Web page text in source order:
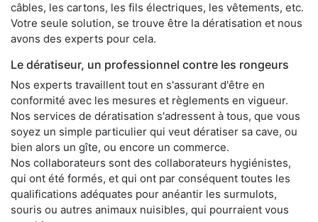
câbles, les cartons, les fils électriques, les vêtements, etc.
Votre seule solution, se trouve être la dératisation et nous
avons des experts pour cela.
Le dératiseur, un professionnel contre les rongeurs
Nos experts travaillent tout en s'assurant d'être en
conformité avec les mesures et règlements en vigueur.
Nos services de dératisation s'adressent à tous, que vous
soyez un simple particulier qui veut dératiser sa cave, ou
bien alors un gîte, ou encore un commerce.
Nos collaborateurs sont des collaborateurs hygiénistes,
qui ont été formés, et qui ont par conséquent toutes les
qualifications adéquates pour anéantir les surmulots,
souris ou autres animaux nuisibles, qui pourraient vous